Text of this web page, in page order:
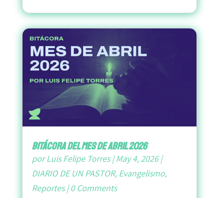
bitácora del mes de abril 2026
porLuis Felipe Torres|May 4, 2026|
DIARIO DE UN PASTOR, Evangelismo,
Reportes|0 Comments